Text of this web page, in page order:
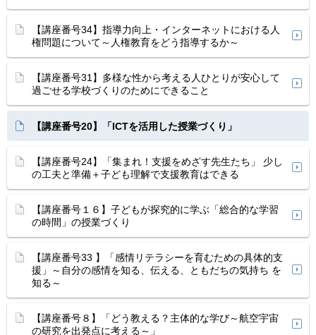
【講座番号34】指導力向上・インターネットにおける人
権問題について～人権教育をどう指導するか～
【講座番号31】多様な性から考える人ひとりが安心して
過ごせる学校づくりのためにできること
【講座番号20】「ICTを活用した授業づくり」
【講座番号24】「集まれ！支援をめざす先生たち」 少し
の工夫と準備＋子ども理解で支援教育はできる
【講座番号１６】子どもが探究的に学ぶ「総合的な学習
の時間」の授業づくり
【講座番号33 】「感情リテラシーを育むための具体的支
援」～自分の感情を知る、伝える、ともだちの気持ち を
知る～
【講座番号８】「どう教える？主体的な学び～航空宇宙
の研究を出発点に考える～」